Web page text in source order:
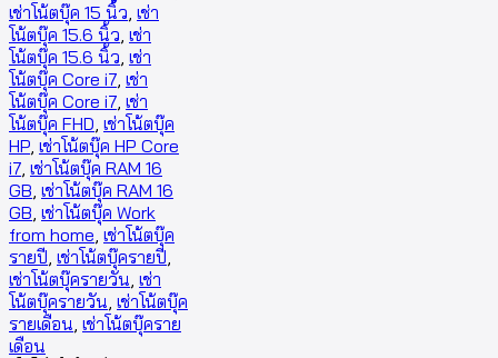
เช่าโน้ตบุ๊ค 15 นิ้ว เช่า
โน้ตบุ๊ค 15.6 นิ้ว เช่า
โน้ตบุ๊ค 15.6 นิ้ว เช่า
โน้ตบุ๊ค Core i7 เช่า
โน้ตบุ๊ค Core i7 เช่า
โน้ตบุ๊ค FHD เช่าโน้ตบุ๊ค
HP เช่าโน้ตบุ๊ค HP Core
i7 เช่าโน้ตบุ๊ค RAM 16
GB เช่าโน้ตบุ๊ค RAM 16
GB เช่าโน้ตบุ๊ค Work
from home เช่าโน้ตบุ๊ค
รายปี เช่าโน้ตบุ๊ครายปี
เช่าโน้ตบุ๊ครายวัน เช่า
โน้ตบุ๊ครายวัน เช่าโน้ตบุ๊ค
รายเดือน เช่าโน้ตบุ๊คราย
เดือน